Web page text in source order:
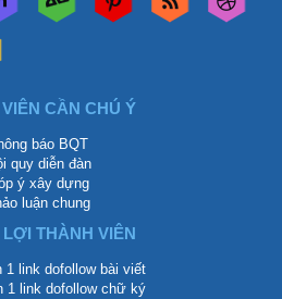
CẦN CHÚ Ý
báo BQT
quy diễn đàn
ý xây dựng
luận chung
THÀNH VIÊN
link dofollow bài viết
1 link dofollow chữ ký